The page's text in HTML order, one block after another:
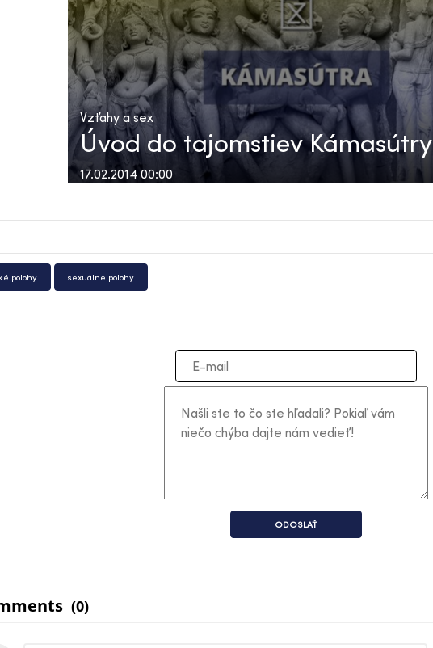
Vzťahy a sex
Úvod do tajomstiev Kámasútry
17.02.2014 00:00
polohy sexuálne polohy
ODOSLAŤ